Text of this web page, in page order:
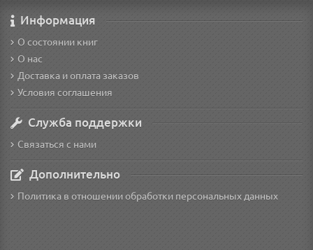
Информация
О состоянии книг
О нас
Доставка и оплата заказов
Условия соглашения
Служба поддержки
Связаться с нами
Дополнительно
Политика в отношении обработки персональных данных